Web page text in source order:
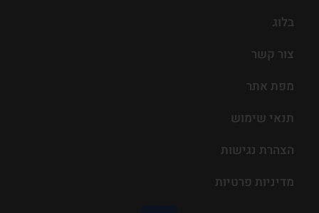
בלוג
צור קשר
מפת אתר
תנאי שימוש
הצהרת נגישות
מדיניות פרטיות